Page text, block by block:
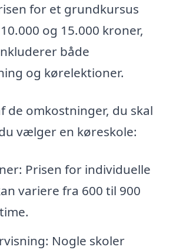
for et grundkursus
og 15.000 kroner,
både
og kørelektioner.
de omkostninger, du skal
vælger en køreskole:
Prisen for individuelle
variere fra 600 til 900
Nogle skoler